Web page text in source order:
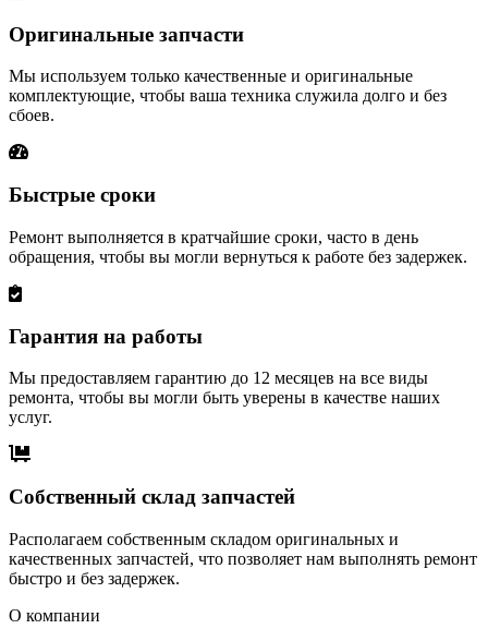
Оригинальные запчасти
Мы используем только качественные и оригинальные
комплектующие, чтобы ваша техника служила долго и без
сбоев.
Быстрые сроки
Ремонт выполняется в кратчайшие сроки, часто в день
обращения, чтобы вы могли вернуться к работе без задержек.
Гарантия на работы
Мы предоставляем гарантию до 12 месяцев на все виды
ремонта, чтобы вы могли быть уверены в качестве наших
услуг.
Собственный склад запчастей
Располагаем собственным складом оригинальных и
качественных запчастей, что позволяет нам выполнять ремонт
быстро и без задержек.
О компании